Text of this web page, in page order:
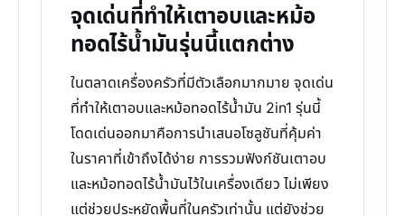
จุดเด่นที่ทำให้เตาอบและหม้อ
ทอดไร้น้ำมันรุ่นนี้แตกต่าง
ในตลาดเครื่องครัวที่มีตัวเลือกมากมาย จุดเด่น
ที่ทำให้เตาอบและหม้อทอดไร้น้ำมัน 2in1 รุ่นนี้
โดดเด่นออกมาคือการนำเสนอโซลูชันที่คุ้มค่า
ในราคาที่เข้าถึงได้ง่าย การรวมฟังก์ชันเตาอบ
และหม้อทอดไร้น้ำมันไว้ในเครื่องเดียว ไม่เพียง
แต่ช่วยประหยัดพื้นที่ในครัวเท่านั้น แต่ยังช่วย